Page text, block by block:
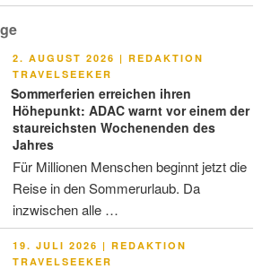
VERÖFFENTLICHT
AM
2. AUGUST 2026 | REDAKTION
TRAVELSEEKER
Sommerferien erreichen ihren
Höhepunkt: ADAC warnt vor einem der
staureichsten Wochenenden des
Jahres
Für Millionen Menschen beginnt jetzt die
Reise in den Sommerurlaub. Da
inzwischen alle …
VERÖFFENTLICHT
AM
19. JULI 2026 | REDAKTION
TRAVELSEEKER